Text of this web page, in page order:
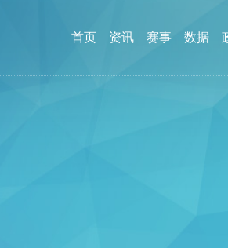
首页 资讯 赛事 数据